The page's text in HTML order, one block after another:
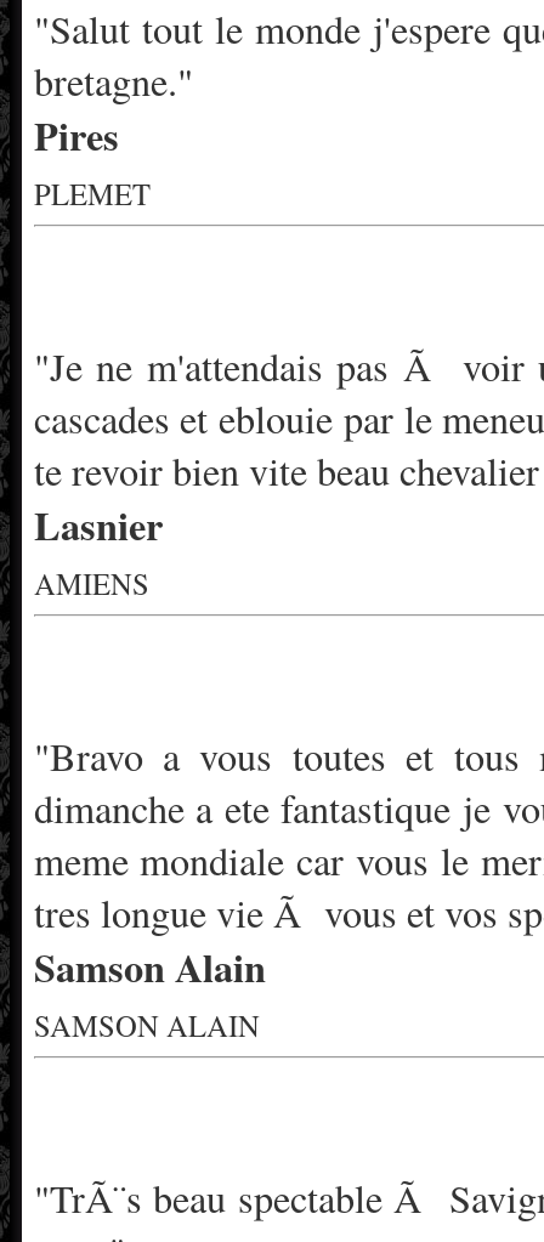
"Salut tout le monde j'espere
bretagne."
Pires
PLEMET
"Je ne m'attendais pas Ã voir
cascades et eblouie par le
te revoir bien vite beau
Lasnier
AMIENS
"Bravo a vous toutes et
dimanche a ete fantastique je
meme mondiale car vous le
tres longue vie Ã vous et vos
Samson Alain
SAMSON ALAIN
"TrÃ¨s beau spectable Ã